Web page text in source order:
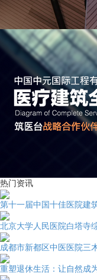
热门资讯
第十一届中国十佳医院建
北京大学人民医院白塔寺
成都市新都区中医医院三
重塑退休生活：让自然成